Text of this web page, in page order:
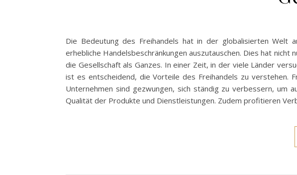
Die Bedeutung des Freihandels hat in der globalisierten Welt
erhebliche Handelsbeschränkungen auszutauschen. Dies hat
die Gesellschaft als Ganzes. In einer Zeit, in der viele Länder
ist es entscheidend, die Vorteile des Freihandels zu verstehen.
Unternehmen sind gezwungen, sich ständig zu verbessern, um
Qualität der Produkte und Dienstleistungen. Zudem profitieren